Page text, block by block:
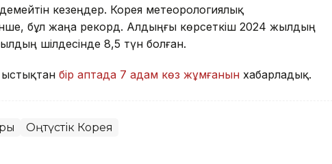
кезеңдер. Корея метеорологиялық
бұл жаңа рекорд. Алдыңғы көрсеткіш 2024 жылдың
шілдесінде 8,5 түн болған.
бір аптада 7 адам көз жұмғанын хабарладық.
Оңтүстік Корея